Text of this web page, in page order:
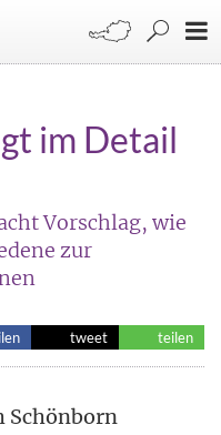
im Detail
Vorschlag, wie
zur
tweet teilen
Schönborn